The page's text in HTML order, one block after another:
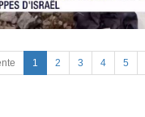
1 2 3 4 5